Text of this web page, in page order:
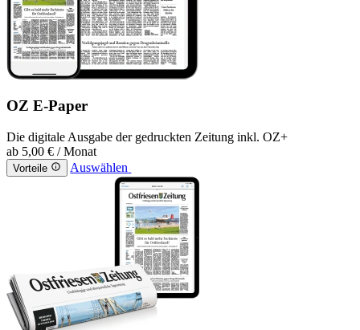
OZ E-Paper
Die digitale Ausgabe der gedruckten Zeitung inkl. OZ+
ab 5,00 € / Monat
Vorteile Auswählen